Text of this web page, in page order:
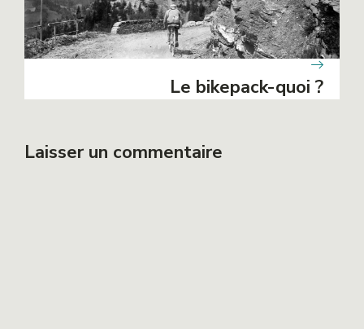
Le bikepack-quoi ?
Laisser un commentaire